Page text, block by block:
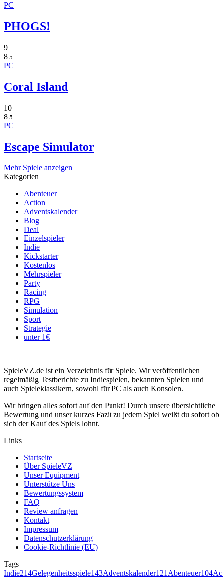
PC
PHOGS!
9
8 .5
PC
Coral Island
10
8 .5
PC
Escape Simulator
Mehr Spiele anzeigen
Kategorien
Abenteuer
Action
Adventskalender
Blog
Deal
Einzelspieler
Indie
Kickstarter
Kostenlos
Mehrspieler
Party
Racing
RPG
Simulation
Sport
Strategie
unter 1€
SpieleVZ.de ist ein Verzeichnis für Spiele. Wir veröffentlichen
regelmäßig Testberichte zu Indiespielen, bekannten Spielen und
auch Spieleklassikern, sowohl für PC als auch Konsolen.
Wir bringen alles sofort auf den Punkt! Durch unsere übersichtliche
Bewertung und unser kurzes Fazit zu jedem Spiel weißt du sofort ob
sich der Kauf des Spiels lohnt.
Links
Startseite
Über SpieleVZ
Unser Equipment
Unterstütze Uns
Bewertungssystem
FAQ
Review anfragen
Kontakt
Impressum
Datenschutzerklärung
Cookie-Richtlinie (EU)
Tags
Indie214Gelegenheitsspiele143Adventskalender121Abenteuer104